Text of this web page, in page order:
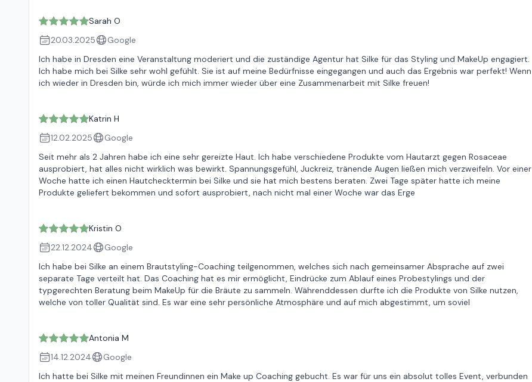
Sarah O
20.03.2025
Google
Ich habe in Dresden eine Veranstaltung moderiert und die zuständige Agentur hat Silke für das Styling und MakeUp engagiert.
Ich habe mich bei Silke sehr wohl gefühlt. Sie ist auf meine Bedürfnisse eingegangen und auch das Ergebnis war perfekt! Wenn
ich wieder in Dresden bin, würde ich mich immer wieder über eine Zusammenarbeit mit Silke freuen!
Katrin H
12.02.2025
Google
Seit mehr als 2 Jahren habe ich eine sehr gereizte Haut. Ich habe verschiedene Produkte vom Hautarzt gegen Rosaceae
ausprobiert, hat alles nicht wirklich was bewirkt. Spannungsgefühl, Juckreiz, tränende Augen ließen mich verzweifeln. Vor einer
Woche hatte ich einen Hautchecktermin bei Silke und sie hat mich bestens beraten. Zwei Tage später hatte ich meine
Produkte geliefert bekommen und sofort ausprobiert, nach nicht mal einer Woche war das Erge
Kristin O
22.12.2024
Google
Ich habe bei Silke an einem Brautstyling-Coaching teilgenommen, welches sich nach gemeinsamer Absprache auf zwei
separate Tage verteilt hat. Das Coaching hat es mir ermöglicht, Eindrücke zum Ablauf eines Probestylings und der
typgerechten Beratung beim MakeUp für die Bräute zu sammeln. Währenddessen durfte ich die Produkte von Silke nutzen,
welche von toller Qualität sind. Es war eine sehr persönliche Atmosphäre und auf mich abgestimmt, um soviel
Antonia M
14.12.2024
Google
Ich hatte bei Silke mit meinen Freundinnen ein Make up Coaching gebucht. Es war für uns ein absolut tolles Event, verbunden